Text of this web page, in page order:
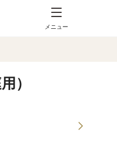
メニュー
）